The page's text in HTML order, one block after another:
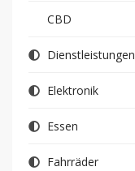
CBD
Dienstleistungen
Elektronik
Essen
Fahrräder